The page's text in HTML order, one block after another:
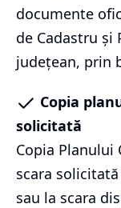
documente
de Cadastru
județean, prin
Copia
solicitată
Copia Planului
scara
sau la scara